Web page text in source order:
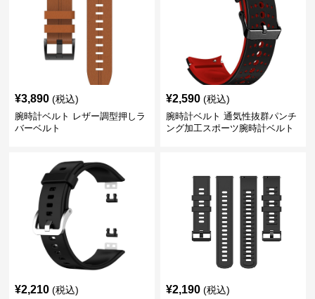
¥3,890 (税込)
腕時計ベルト レザー調型押しラ
バーベルト
¥2,590 (税込)
腕時計ベルト 通気性抜群パンチ
ング加工スポーツ腕時計ベルト
¥2,210 (税込) ¥2,190 (税込)